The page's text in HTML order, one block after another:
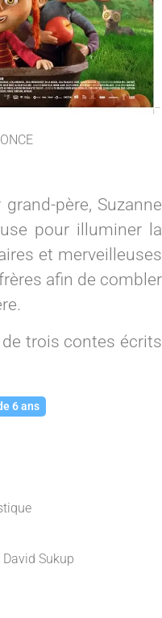
père, Suzanne
pour illuminer la
et merveilleuses
afin de combler
trois contes écrits
6 ans
Sukup